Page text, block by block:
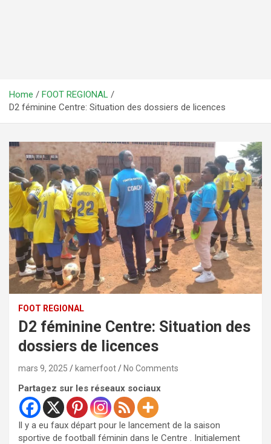
Home
FOOT REGIONAL
D2 féminine Centre: Situation des dossiers de licences
FOOT REGIONAL
D2 féminine Centre: Situation des
dossiers de licences
mars 9, 2025 kamerfoot No Comments
Partagez sur les réseaux sociaux
Il y a eu faux départ pour le lancement de la saison
sportive de football féminin dans le Centre . Initialement